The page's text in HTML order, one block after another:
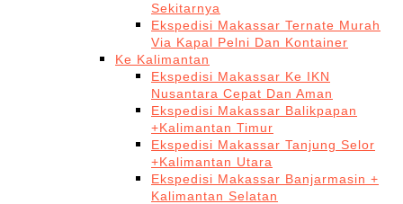
Sekitarnya
Ekspedisi Makassar Ternate Murah
Via Kapal Pelni Dan Kontainer
Ke Kalimantan
Ekspedisi Makassar Ke IKN
Nusantara Cepat Dan Aman
Ekspedisi Makassar Balikpapan
+Kalimantan Timur
Ekspedisi Makassar Tanjung Selor
+Kalimantan Utara
Ekspedisi Makassar Banjarmasin +
Kalimantan Selatan